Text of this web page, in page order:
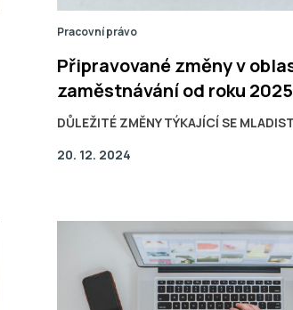
Pracovní právo
Připravované změny v
zaměstnávání od roku
DŮLEŽITÉ ZMĚNY TÝKAJÍCÍ SE
20. 12. 2024